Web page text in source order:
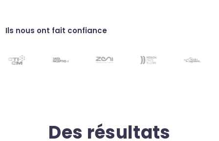
visuelle de vos concurrents avec des alertes
automatisées. Réactivité stratégique accrue.
Vérifiez que les assets utilisés respectent les
standards de votre marque via l'agent IA.
Ils nous ont fait confiance
Des résultats